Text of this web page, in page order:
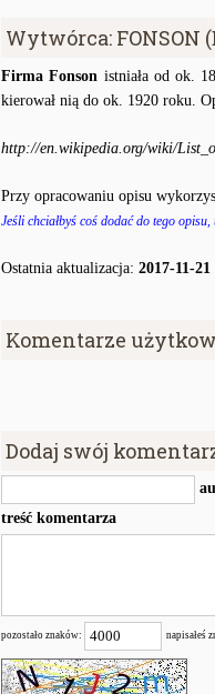
Wytwórca: FONSON
Firma Fonson istniała od ok.
kierował nią do ok. 1920 roku.
http://en.wikipedia.org/wiki/
Przy opracowaniu opisu
Jeśli chciałbyś coś dodać do tego
Ostatnia aktualizacja: 2017-11-21
Komentarze
Dodaj swój
treść komentarza
pozostało znaków: napisałeś